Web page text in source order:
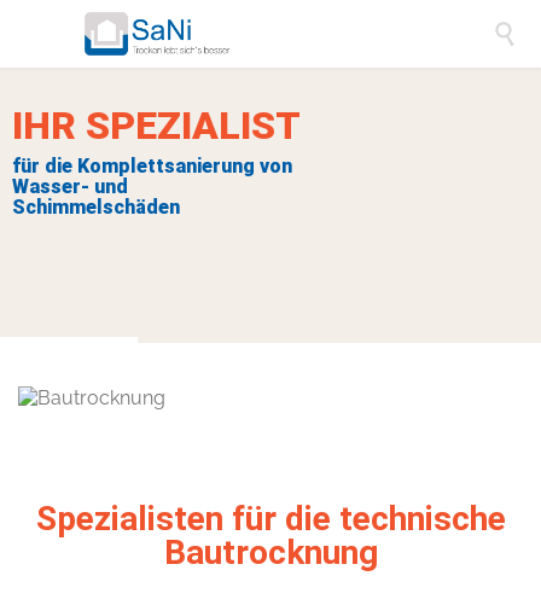

IHR SPEZIALIST
für d ie Komp ettsanierung von
Wasser- und
Schimme schäden
Spezialisten für die technische
Bautrocknung